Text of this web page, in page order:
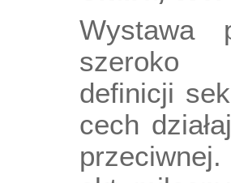
Wystawa
szeroko
definicji
cech
przeciwnej.